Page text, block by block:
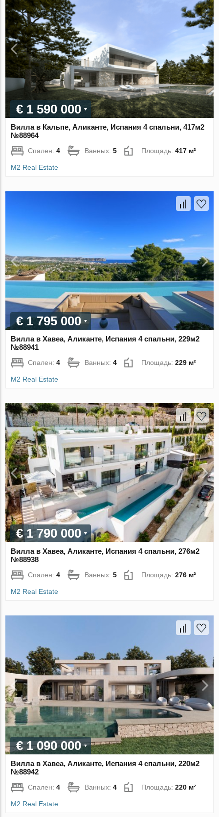
€ 1 590 000
Вилла в Кальпе, Аликанте, Испания 4 спальни, 417м2
№88964
Спален:4 Ванных:5 Площадь:417 м²
M2 Real Estate
€ 1 795 000
Вилла в Хавеа, Аликанте, Испания 4 спальни, 229м2
№88941
Спален:4 Ванных:4 Площадь:229 м²
M2 Real Estate
€ 1 790 000
Вилла в Хавеа, Аликанте, Испания 4 спальни, 276м2
№88938
Спален:4 Ванных:5 Площадь:276 м²
M2 Real Estate
€ 1 090 000
Вилла в Хавеа, Аликанте, Испания 4 спальни, 220м2
№88942
Спален:4 Ванных:4 Площадь:220 м²
M2 Real Estate